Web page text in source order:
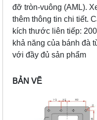
đỡ tròn-vuông (AML).
thêm thông tin chi tiết.
kích thước liên tiếp:
khả năng của bánh đà
với đầy đủ sản phẩm
BẢN VẼ